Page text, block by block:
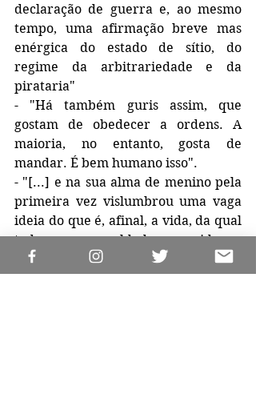
declaração de guerra e, ao mesmo
tempo, uma afirmação breve mas
enérgica do estado de sítio, do
regime da arbitrariedade e da
pirataria"
- "Há também guris assim, que
gostam de obedecer a ordens. A
maioria, no entanto, gosta de
mandar. É bem humano isso".
- "[...] e na sua alma de menino pela
primeira vez vislumbrou uma vaga
ideia do que é, afinal, a vida, da qual
todos somos os soldados e servidores,
ora tristes, ora alegres"